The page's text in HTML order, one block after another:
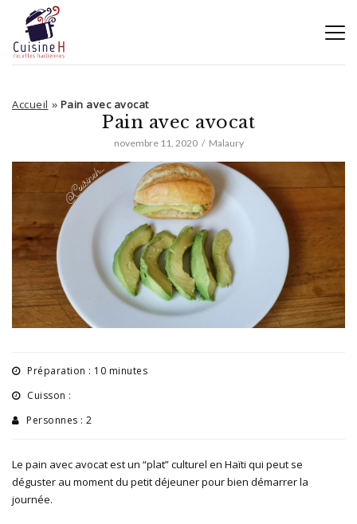
Accueil » Pain avec avocat
Pain avec avocat
novembre 11, 2020 Malaury
Préparation : 10 minutes
Cuisson :
Personnes : 2
Le pain avec avocat est un “plat” culturel en Haïti qui peut se
déguster au moment du petit déjeuner pour bien démarrer la
journée.